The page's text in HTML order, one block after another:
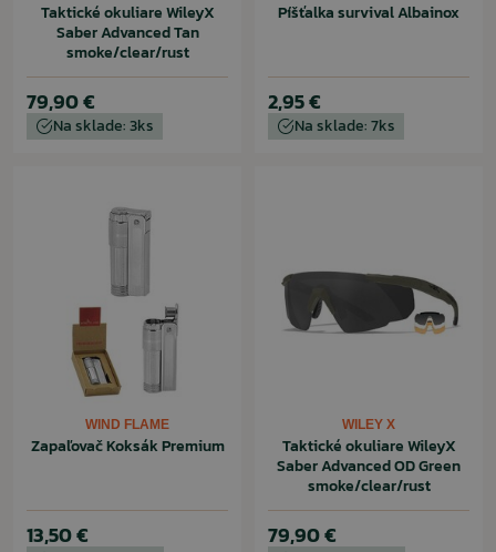
Taktické okuliare WileyX
Saber Advanced Tan
smoke/clear/rust
79,90 €
Na sklade: 3ks
Píšťalka survival Albainox
2,95 €
Na sklade: 7ks
WIND FLAME
Zapaľovač Koksák Premium
13,50 €
WILEY X
Taktické okuliare WileyX
Saber Advanced OD Green
smoke/clear/rust
79,90 €